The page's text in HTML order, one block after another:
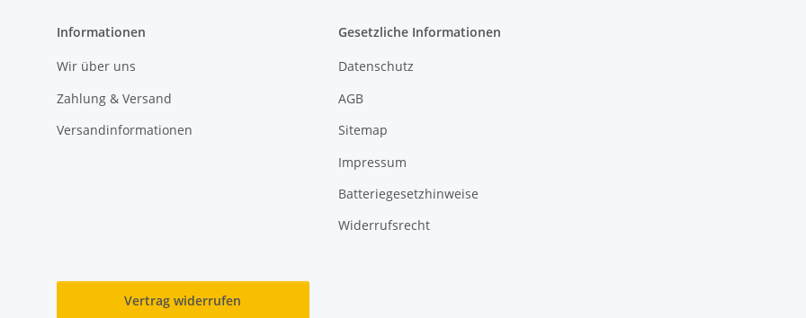
Informationen
Wir über uns
Zahlung & Versand
Versandinformationen
Gesetzliche Informationen
Datenschutz
AGB
Sitemap
Impressum
Batteriegesetzhinweise
Widerrufsrecht
Vertrag widerrufen